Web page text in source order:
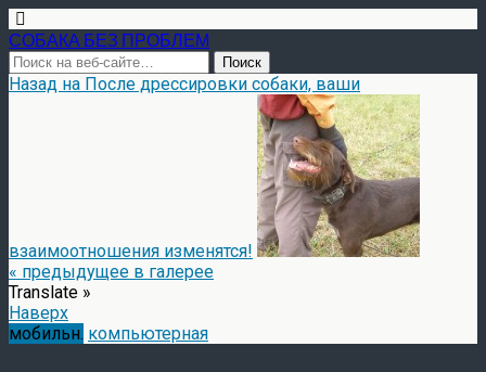
СОБАКА БЕЗ ПРОБЛЕМ
Назад на После дрессировки собаки, ваши
взаимоотношения изменятся!
« предыдущее в галерее
Translate »
Наверх
мобильн. компьютерная